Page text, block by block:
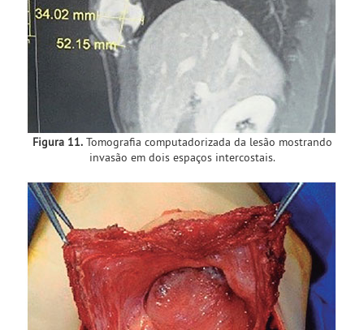
Figura 11.Tomografia computadorizada da lesão mostrando
invasão em dois espaços intercostais.